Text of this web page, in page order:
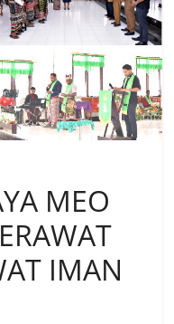
MEO
IMAN